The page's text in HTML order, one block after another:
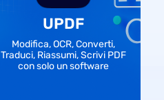
UPDF
Modifica, OCR, Converti,
Traduci, Riassumi, Scrivi PDF
con solo un software